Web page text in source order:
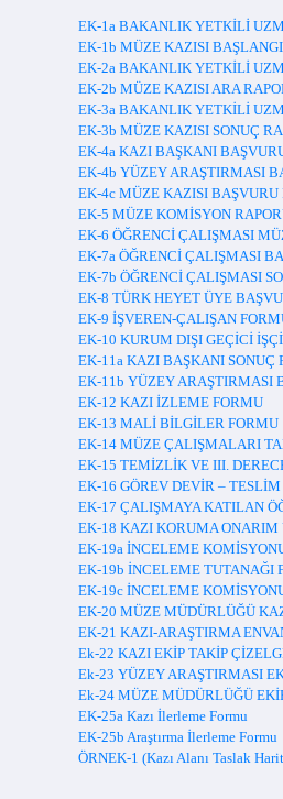
EK-1a BAKANLIK YETKİLİ
EK-1b MÜZE KAZISI
EK-2a BAKANLIK YETKİLİ
EK-2b MÜZE KAZISI ARA
EK-3a BAKANLIK YETKİLİ
EK-3b MÜZE KAZISI SONUÇ
EK-4a KAZI BAŞKANI
EK-4b YÜZEY ARAŞTIRMASI
EK-4c MÜZE KAZISI BAŞVURU
EK-5 MÜZE KOMİSYON
EK-6 ÖĞRENCİ ÇALIŞMASI
EK-7a ÖĞRENCİ ÇALIŞMASI
EK-7b ÖĞRENCİ ÇALIŞMASI
EK-8 TÜRK HEYET ÜYE
EK-9 İŞVEREN-ÇALIŞAN
EK-10 KURUM DIŞI GEÇİCİ
EK-11a KAZI BAŞKANI SONUÇ
EK-11b YÜZEY ARAŞTIRMASI
EK-12 KAZI İZLEME FORMU
EK-13 MALİ BİLGİLER FORMU
EK-14 MÜZE ÇALIŞMALARI
EK-15 TEMİZLİK VE III.
EK-16 GÖREV DEVİR –
EK-17 ÇALIŞMAYA KATILAN
EK-18 KAZI KORUMA ONARIM
EK-19a İNCELEME
EK-19b İNCELEME TUTANAĞI
EK-19c İNCELEME
EK-20 MÜZE MÜDÜRLÜĞÜ
EK-21 KAZI-ARAŞTIRMA
Ek-22 KAZI EKİP TAKİP
Ek-23 YÜZEY ARAŞTIRMASI
Ek-24 MÜZE MÜDÜRLÜĞÜ
EK-25a Kazı İlerleme Formu
EK-25b Araştırma İlerleme Formu
ÖRNEK-1 (Kazı Alanı Taslak